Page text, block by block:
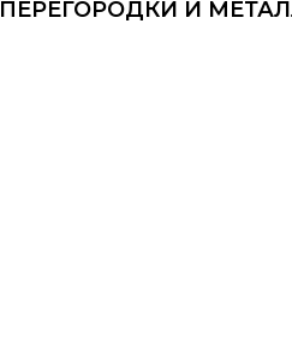
ПЕРЕГОРОДКИ И